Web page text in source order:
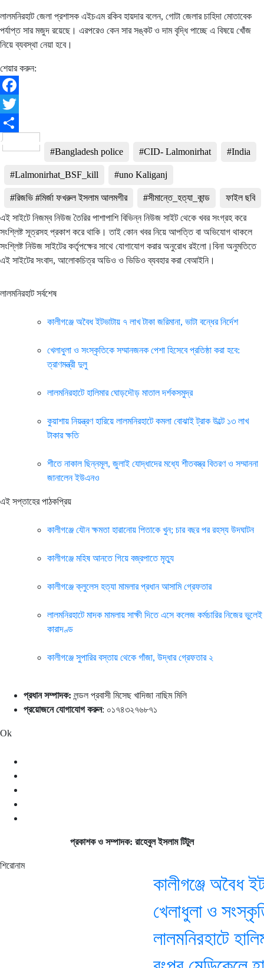
লালমনিরহাট জেলা প্রশাসক এইচএম রকিব হায়দার বলেন, গোটা জেলার চাহিদা মোতাবেক
পর্যাপ্ত সার মজুদ রয়েছে। এরপরেও কেন সার সঙ্কট ও দাম বৃদ্ধি পাচ্ছে এ বিষয়ে খোঁজ
নিয়ে ব্যবস্থা নেয়া হবে।
শেয়ার করুন:
Facebook
Twitter
#Bangladesh police
#CID- Lalmonirhat #India
#Lalmonirhat_BSF_kill #uno Kaliganj
#রিজভি #মির্জা ফখরুল ইসলাম আলমগীর #সীমান্তে_হত্যা_কান্ড
ফাইল ছবি
এই সাইটে নিজম্ব নিউজ তৈরির পাশাপাশি বিভিন্ন নিউজ সাইট থেকে খবর সংগ্রহ করে
সংশ্লিষ্ট সূত্রসহ প্রকাশ করে থাকি। তাই কোন খবর নিয়ে আপত্তি বা অভিযোগ থাকলে
সংশ্লিষ্ট নিউজ সাইটের কর্তৃপক্ষের সাথে যোগাযোগ করার অনুরোধ রইলো।বিনা অনুমতিতে
এই সাইটের সংবাদ, আলোকচিত্র অডিও ও ভিডিও ব্যবহার করা বেআইনি।
লালমনিরহাট সর্বশেষ
কালীগঞ্জে অবৈধ ইটভাটায় ৭ লাখ টাকা জরিমানা, ভাটা বন্ধের নির্দেশ
খেলাধুলা ও সংস্কৃতিকে সম্মানজনক পেশা হিসেবে প্রতিষ্ঠা করা হবে:
ত্রাণমন্ত্রী দুলু
লালমনিরহাটে হালিমার ঘোড়দৌড় মাতাল দর্শকসমুদ্র
কুয়াশায় নিয়ন্ত্রণ হারিয়ে লালমনিরহাটে কমলা বোঝাই ট্রাক উল্টে ১৩ লাখ
টাকার ক্ষতি
শীতে নাকাল ছিন্নমূল, জুলাই যোদ্ধাদের মধ্যে শীতবস্ত্র বিতরণ ও সম্মাননা
জানালেন ইউএনও
এই সপ্তাহের পাঠকপ্রিয়
কালীগঞ্জে যৌন ক্ষমতা হারানোয় পিতাকে খুন; চার বছর পর রহস্য উদঘাটন
কালীগঞ্জে মহিষ আনতে গিয়ে বজ্রপাতে মৃত্যু
কালীগঞ্জে ক্লুলেস হত্যা মামলার প্রধান আসামি গ্রেফতার
লালমনিরহাটে মাদক মামলায় সাক্ষী দিতে এসে কলেজ কর্মচারির নিজের ভুলেই
কারাদণ্ড
কালীগঞ্জে সুপারির বস্তায় থেকে গাঁজা, উদ্ধার গ্রেফতার ২
প্রধান সম্পাদক: লন্ডল প্রবাসী মিসেছ খাদিজা নাছিম মিলি
প্রয়োজনে যোগাযোগ করুন: ০১৭৪৩২৭৬৮৭১
Ok
প্রকাশক ও সম্পাদক: রাহেবুল ইসলাম টিটুল
শিরোনাম
কালীগঞ্জে অবৈধ
খেলাধুলা ও
লালমনিরহাটে